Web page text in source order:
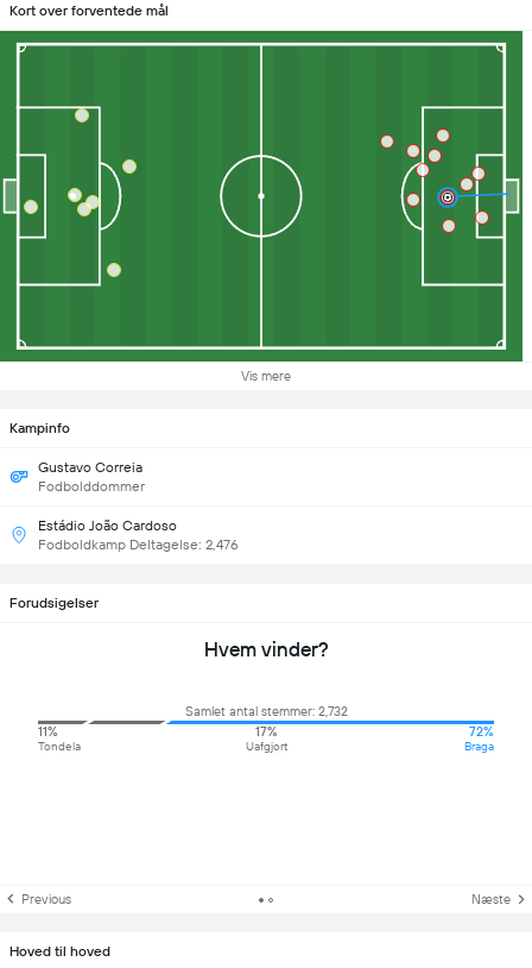
Kort over forventede mål
Vis mere
Kampinfo
Gustavo Correia
Fodbolddommer
Estádio João Cardoso
Fodboldkamp Deltagelse: 2,476
Forudsigelser
Hvem vinder?
Samlet antal stemmer: 2,732
11%
Tondela
17%
Uafgjort
72%
Braga
Previous Næste
Hoved til hoved